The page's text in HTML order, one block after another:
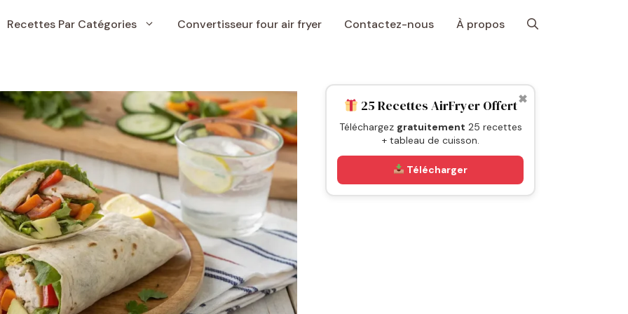
Recettes Par Catégories Convertisseur four air fryer Contactez-nous À propos
✖
25 Recettes AirFryer Offert
Téléchargez gratuitement 25 recettes
+ tableau de cuisson.
Télécharger